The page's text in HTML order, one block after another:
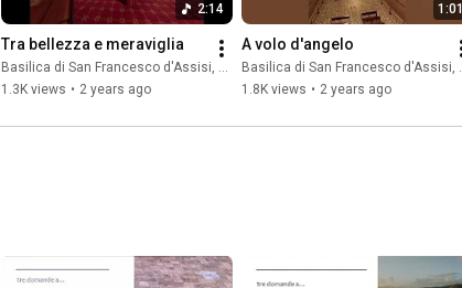
2:14
Tra bellezza e meraviglia
Basilica di San Francesco d'Assisi, Sacro Convento
1.3K views • 2 years ago
1:01
A volo d'angelo
Basilica di San Francesco d'Assisi, Sacro Convento
1.8K views • 2 years ago